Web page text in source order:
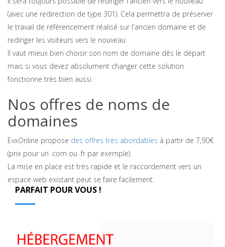
(avec une redirection de type 301). Cela permettra de préserver
le travail de référencement réalisé sur l'ancien domaine et de
rediriger les visiteurs vers le nouveau.
Il vaut mieux bien choisir son nom de domaine dès le départ
mais si vous devez absolument changer cette solution
fonctionne très bien aussi.
Nos offres de noms de
domaines
EvxOnline propose des offres très abordables à partir de 7,90€
(prix pour un .com ou .fr par exemple).
La mise en place est très rapide et le raccordement vers un
espace web existant peut se faire facilement.
PARFAIT POUR VOUS !